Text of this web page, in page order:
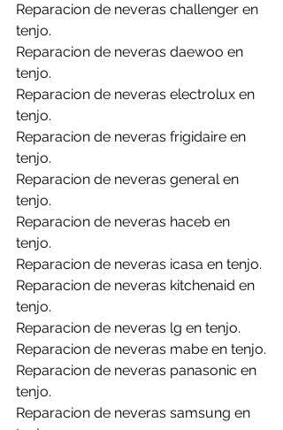
Reparacion de neveras challenger en
tenjo.
Reparacion de neveras daewoo en
tenjo.
Reparacion de neveras electrolux en
tenjo.
Reparacion de neveras frigidaire en
tenjo.
Reparacion de neveras general en
tenjo.
Reparacion de neveras haceb en
tenjo.
Reparacion de neveras icasa en tenjo.
Reparacion de neveras kitchenaid en
tenjo.
Reparacion de neveras lg en tenjo.
Reparacion de neveras mabe en tenjo.
Reparacion de neveras panasonic en
tenjo.
Reparacion de neveras samsung en